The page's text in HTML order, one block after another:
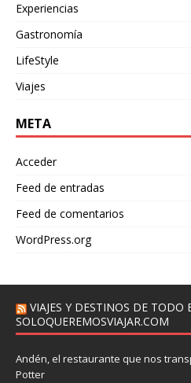
Experiencias
Gastronomía
LifeStyle
Viajes
META
Acceder
Feed de entradas
Feed de comentarios
WordPress.org
VIAJES Y DESTINOS DE TODO
SOLOQUEREMOSVIAJAR.COM
Andén, el restaurante que nos
Potter